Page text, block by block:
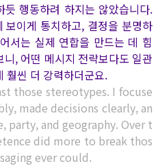
행동하려 하지는 않았습니다.
보이게 통치하고, 결정을 분명하
서는 실제 연합을 만드는 데 힘
, 어떤 메시지 전략보다도 일관
훨씬 더 강력하더군요.
those stereotypes. I focuse
made decisions clearly, an
party, and geography. Over t
did more to break thos
ever could.